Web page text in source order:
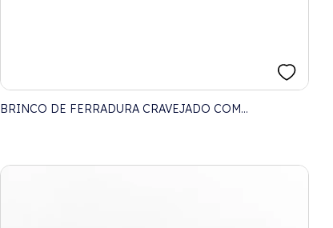
BRINCO DE FERRADURA CRAVEJADO COM